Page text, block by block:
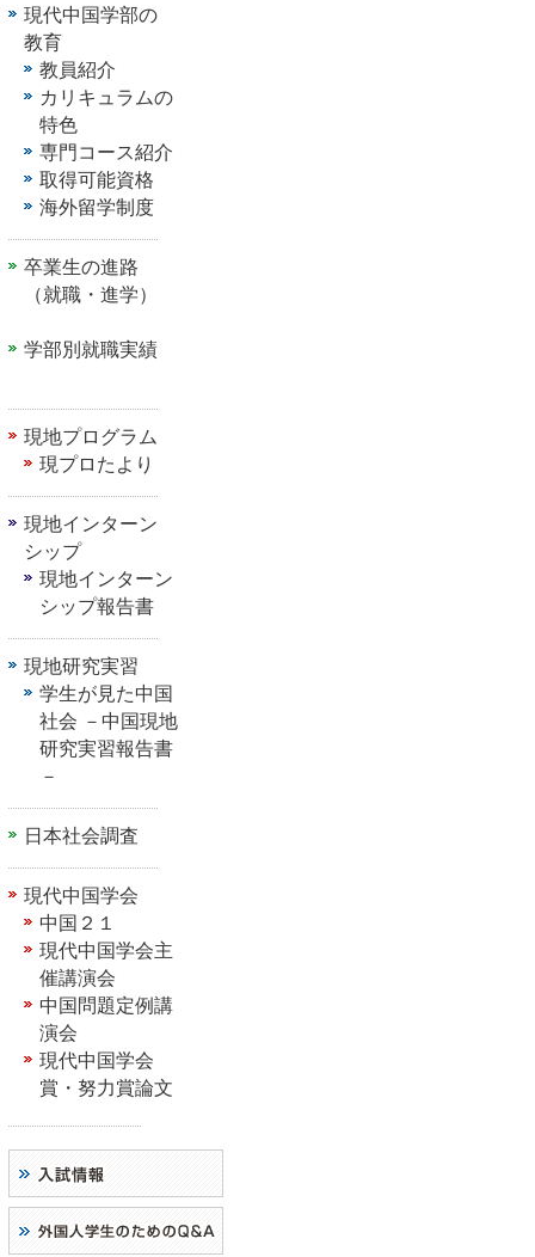
現代中国学部の
教育
教員紹介
カリキュラムの
特色
専門コース紹介
取得可能資格
海外留学制度
卒業生の進路
（就職・進学）
学部別就職実績
現地プログラム
現プロたより
現地インターン
シップ
現地インターン
シップ報告書
現地研究実習
学生が見た中国
社会 －中国現地
研究実習報告書
－
日本社会調査
現代中国学会
中国２１
現代中国学会主
催講演会
中国問題定例講
演会
現代中国学会
賞・努力賞論文